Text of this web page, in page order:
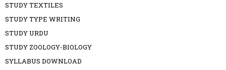
STUDY TEXTILES
STUDY TYPE WRITING
STUDY URDU
STUDY ZOOLOGY-BIOLOGY
SYLLABUS DOWNLOAD